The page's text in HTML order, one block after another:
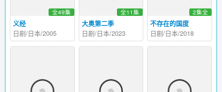
义经
全49集
日剧/日本/2005
大奥第二季
全11集
日剧/日本/2023
不存在的国度
2集全
日剧/日本/2018